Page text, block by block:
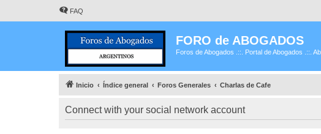
FAQ
FORO de ABOGADOS
Foros de Abogados .::. Portal de Abogados .::.
Inicio Índice general Foros Generales Charlas de Cafe
Connect with your social network account